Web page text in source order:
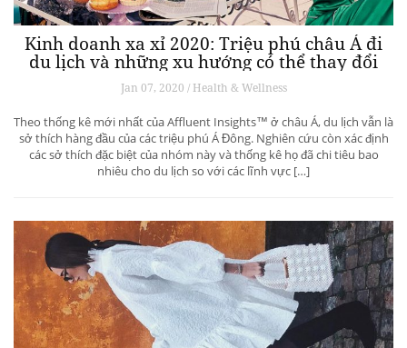
Kinh doanh xa xỉ 2020: Triệu phú châu Á đi
du lịch và những xu hướng có thể thay đổi
ngành du lịch thượng lưu
Jan 07, 2020 / Health & Wellness
Theo thống kê mới nhất của Affluent Insights™ ở châu Á, du lịch vẫn là
sở thích hàng đầu của các triệu phú Á Đông. Nghiên cứu còn xác định
các sở thích đặc biệt của nhóm này và thống kê họ đã chi tiêu bao
nhiêu cho du lịch so với các lĩnh vực […]